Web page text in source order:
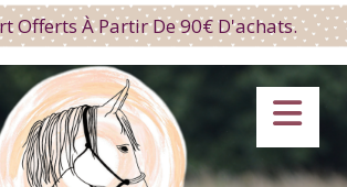
Offerts À Partir De 90€ D'achats.
cookies